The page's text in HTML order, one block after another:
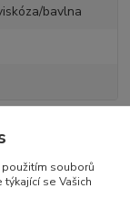
bavlna
použitím souborů
se Vašich